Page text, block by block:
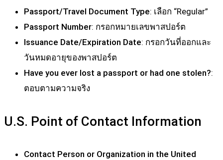
Passport/Travel Document Type: เลือก “Regular”
Passport Number: กรอกหมายเลขพาสปอร์ต
Issuance Date/Expiration Date: กรอกวันที่ออกและ
วันหมดอายุของพาสปอร์ต
Have you ever lost a passport or had one stolen?:
ตอบตามความจริง
U.S. Point of Contact Information
Contact Person or Organization in the United